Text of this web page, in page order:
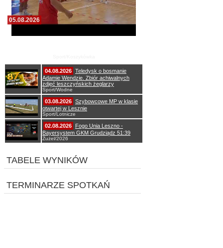
05.08.2026
04.08.2026 Teledysk o bosmanie
Adamie Wendzie. Zbiór achiwalnych
zdjęć leszczyńskich żeglarzy
Sport/Wodne
03.08.2026 Szybowcowe MP w klasie
otwartej w Lesznie
Sport/Lotnicze
02.08.2026
Fogo Unia Leszno -
Bayersystem GKM Grudziądz 51:39
Żużel/2026
TABELE WYNIKÓW
TERMINARZE SPOTKAŃ